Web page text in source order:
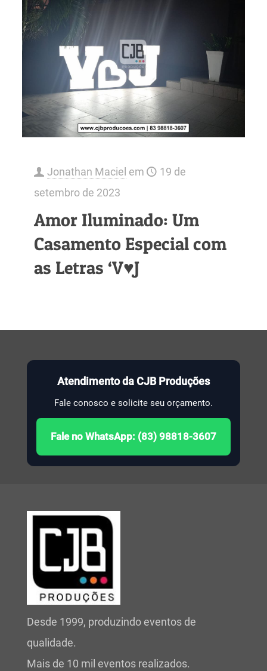
Jonathan Maciel em
19 de
setembro de 2023
Amor Iluminado: Um
Casamento Especial com
as Letras ‘V♥J
Atendimento da CJB Produções
Fale conosco e solicite seu orçamento.
Fale no WhatsApp: (83) 98818-3607
Desde 1999, produzindo eventos de
qualidade.
Mais de 10 mil eventos realizados.